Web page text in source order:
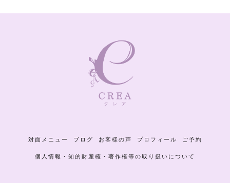
対面メニュー ブログ お客様の声 プロフィール ご予約
個人情報・知的財産権・著作権等の取り扱いについて